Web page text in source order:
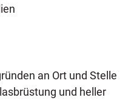
an Ort und Stelle
und heller